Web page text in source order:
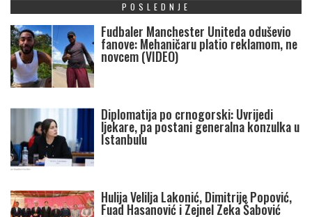
POSLEDNJE
Fudbaler Manchester Uniteda oduševio
fanove: Mehaničaru platio reklamom, ne
novcem (VIDEO)
Diplomatija po crnogorski: Uvrijedi
ljekare, pa postani generalna konzulka u
Istanbulu
Hulija Velilja Lakonić, Dimitrije Popović,
Fuad Hasanović i Zejnel Zeka Šabović